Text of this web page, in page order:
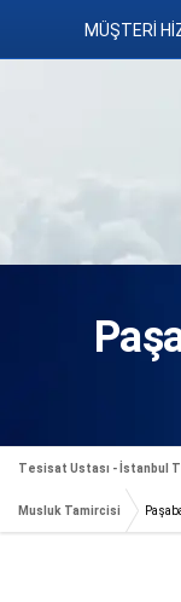
MÜŞTERİ
Tesisat Ustası - İstanbul
Musluk Tamircisi